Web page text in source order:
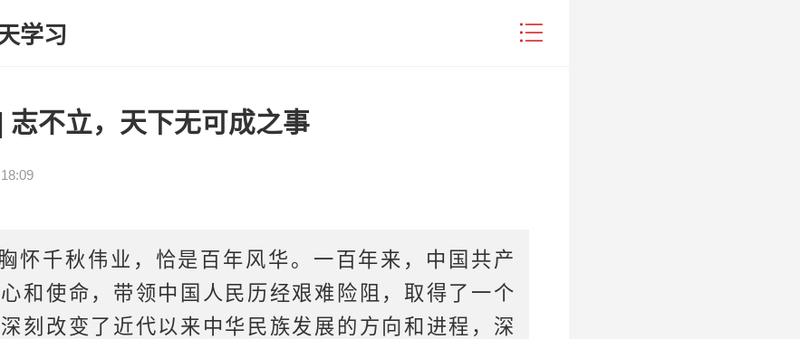
学习
志不立，天下无可成之事
怀千秋伟业，恰是百年风华。一百年来，中国共产
和使命，带领中国人民历经艰难险阻，取得了一个
刻改变了近代以来中华民族发展的方向和进程，深